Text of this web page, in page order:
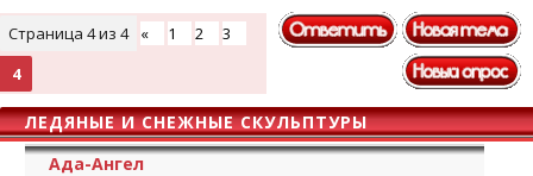
Страница 4из 4 « 1 2
3
4
ЛЕДЯНЫЕ И СНЕЖНЫЕ СКУЛЬПТУРЫ
Ада-Ангел